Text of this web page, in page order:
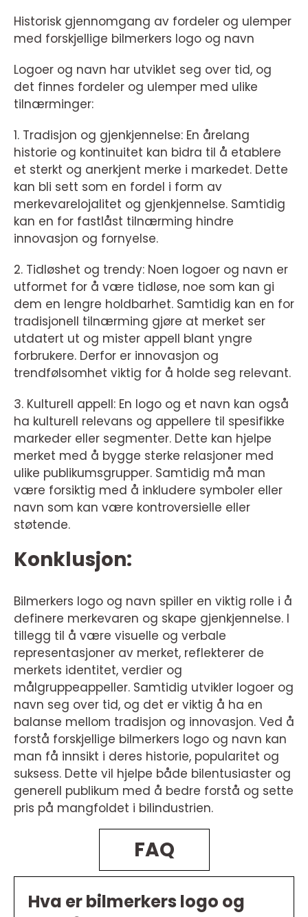
Historisk gjennomgang av fordeler og ulemper
med forskjellige bilmerkers logo og navn
Logoer og navn har utviklet seg over tid, og
det finnes fordeler og ulemper med ulike
tilnærminger:
1. Tradisjon og gjenkjennelse: En årelang
historie og kontinuitet kan bidra til å etablere
et sterkt og anerkjent merke i markedet. Dette
kan bli sett som en fordel i form av
merkevarelojalitet og gjenkjennelse. Samtidig
kan en for fastlåst tilnærming hindre
innovasjon og fornyelse.
2. Tidløshet og trendy: Noen logoer og navn er
utformet for å være tidløse, noe som kan gi
dem en lengre holdbarhet. Samtidig kan en for
tradisjonell tilnærming gjøre at merket ser
utdatert ut og mister appell blant yngre
forbrukere. Derfor er innovasjon og
trendfølsomhet viktig for å holde seg relevant.
3. Kulturell appell: En logo og et navn kan også
ha kulturell relevans og appellere til spesifikke
markeder eller segmenter. Dette kan hjelpe
merket med å bygge sterke relasjoner med
ulike publikumsgrupper. Samtidig må man
være forsiktig med å inkludere symboler eller
navn som kan være kontroversielle eller
støtende.
Konklusjon:
Bilmerkers logo og navn spiller en viktig rolle i å
definere merkevaren og skape gjenkjennelse. I
tillegg til å være visuelle og verbale
representasjoner av merket, reflekterer de
merkets identitet, verdier og
målgruppeappeller. Samtidig utvikler logoer og
navn seg over tid, og det er viktig å ha en
balanse mellom tradisjon og innovasjon. Ved å
forstå forskjellige bilmerkers logo og navn kan
man få innsikt i deres historie, popularitet og
suksess. Dette vil hjelpe både bilentusiaster og
generell publikum med å bedre forstå og sette
pris på mangfoldet i bilindustrien.
FAQ
Hva er bilmerkers logo og